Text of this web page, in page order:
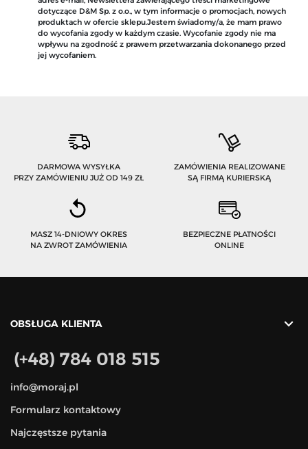
dotyczące D&M Sp. z o.o., w tym informacje o promocjach, nowych
produktach w ofercie sklepu.Jestem świadomy/a, że mam prawo
do wycofania zgody w każdym czasie. Wycofanie zgody nie ma
wpływu na zgodność z prawem przetwarzania dokonanego przed
jej wycofaniem.
DARMOWA WYSYŁKA
PRZY ZAMÓWIENIU JUŻ OD 149 ZŁ
ZAMÓWIENIA REALIZOWANE
SĄ FIRMĄ KURIERSKĄ
MASZ 14-DNIOWY OKRES
NA ZWROT ZAMÓWIENIA
BEZPIECZNE PŁATNOŚCI
ONLINE
OBSŁUGA KLIENTA 
(+48) 784 018 515
info@moraj.pl
Formularz kontaktowy
Najczęstsze pytania